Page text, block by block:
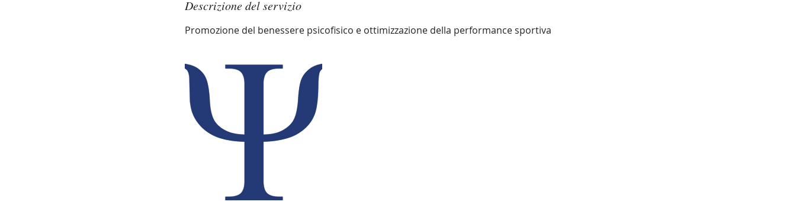
i
u
Descrizione del servizio
Promozione del benessere psicofisico e ottimizzazione della performance sportiva